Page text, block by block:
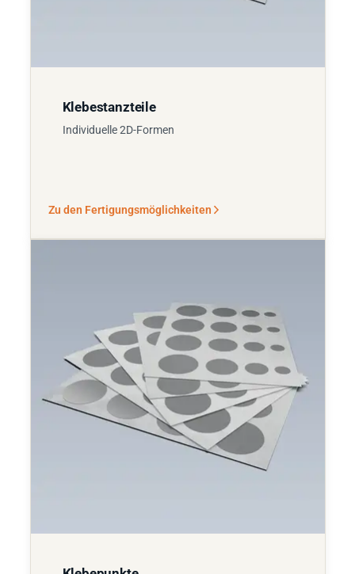
Klebestanzteile
Individuelle 2D-Formen
Zu den Fertigungsmöglichkeiten